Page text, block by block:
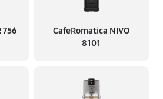
756
CafeRomatica NIVO
8101